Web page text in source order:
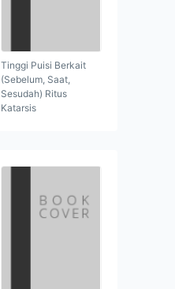
Tinggi Puisi Berkait
(Sebelum, Saat,
Sesudah) Ritus
Katarsis